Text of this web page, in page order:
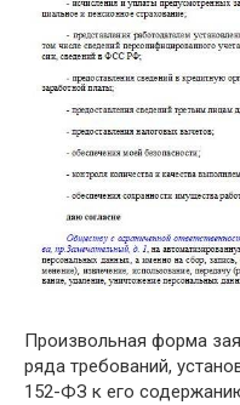
Произвольная форма
ряда требований,
152-ФЗ к его